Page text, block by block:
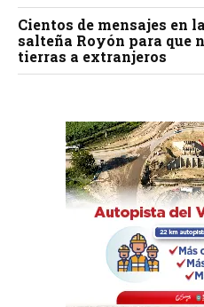
Cientos de mensajes en
salteña Royón para que
tierras a extranjeros